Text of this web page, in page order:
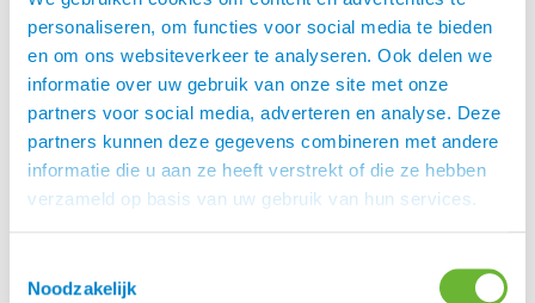
personaliseren, om functies voor social media te bieden
en om ons websiteverkeer te analyseren. Ook delen we
informatie over uw gebruik van onze site met onze
partners voor social media, adverteren en analyse. Deze
partners kunnen deze gegevens combineren met andere
informatie die u aan ze heeft verstrekt of die ze hebben
verzameld op basis van uw gebruik van hun services.
Noodzakelijk
van reflecterend logo en details
Voorgevormde mouwen voor maximale
bewegingsvrijheid
De mouwen zijn prachtig afgewerkt en de
lycra manchetten zorgen voor maximaal
comfort
Hoge kraag met kinbescherming
stormbescherming